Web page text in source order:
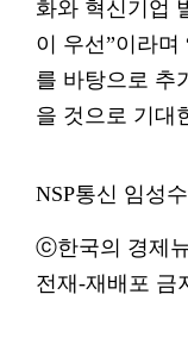
화와 혁신기업
이 우선”이라
를 바탕으로 추
을 것으로 기대
NSP통신 임성
ⓒ한국의 경제뉴
전재-재배포 금